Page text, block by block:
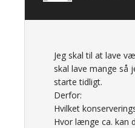
Jeg skal til at lave
skal lave mange så
starte tidligt.
Derfor:
Hvilket
Hvor længe ca. kan